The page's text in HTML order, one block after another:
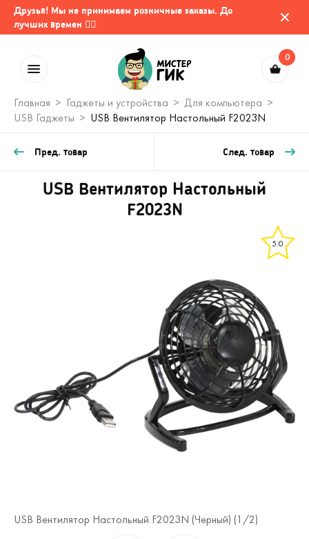
Друзья! Мы не принимаем розничные заказы. До
лучших времен 🤷‍♂️
0
Главная Гаджеты и устройства
Для компьютера
USB Гаджеты
USB Вентилятор Настольный F2023N
Пред. товар След. товар
USB Вентилятор Настольный
F2023N
5.0
USB Вентилятор Настольный F2023N (Черный) (1 /2)